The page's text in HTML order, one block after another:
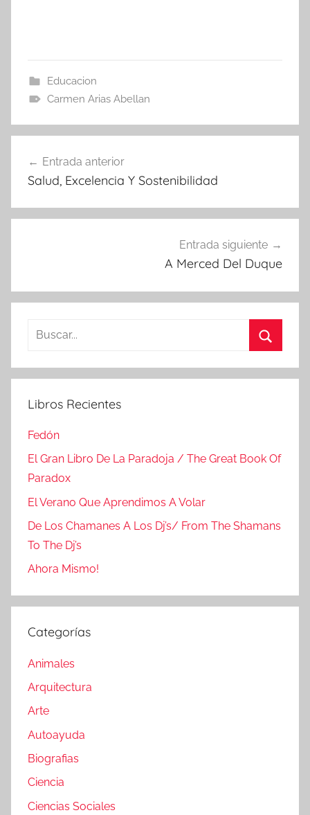
Educacion
Carmen Arias Abellan
de
Entrada anterior
Salud, Excelencia Y Sostenibilidad
Entrada siguiente
A Merced Del Duque
Buscar:
Libros Recientes
Fedón
El Gran Libro De La Paradoja / The Great Book Of
Paradox
El Verano Que Aprendimos A Volar
De Los Chamanes A Los Dj’s/ From The Shamans
To The Dj’s
Ahora Mismo!
Categorías
Animales
Arquitectura
Arte
Autoayuda
Biografias
Ciencia
Ciencias Sociales